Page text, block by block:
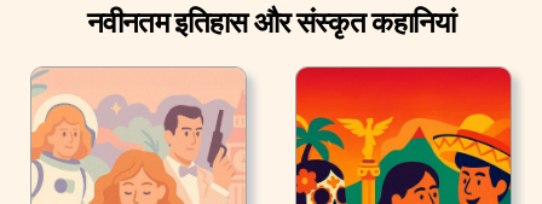
नवीनतम इतिहास और संस्कृत कहानियां